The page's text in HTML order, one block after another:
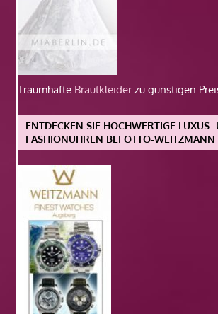
Traumhafte Brautkleiderzu günstigen
ENTDECKEN SIE HOCHWERTIGE LUXUS-
FASHIONUHREN BEI OTTO-WEITZMANN